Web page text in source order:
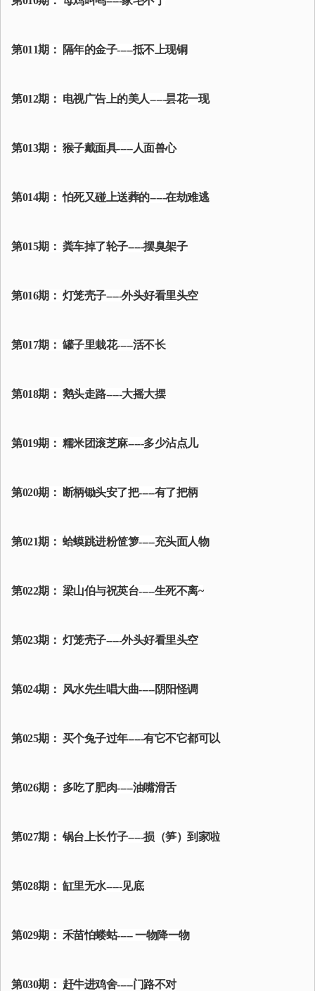
第011期： 隔年的金子-----抵不上现铜
第012期： 电视广告上的美人-----昙花一现
第013期： 猴子戴面具-----人面兽心
第014期： 怕死又碰上送葬的-----在劫难逃
第015期： 粪车掉了轮子-----摆臭架子
第016期： 灯笼壳子-----外头好看里头空
第017期： 罐子里栽花-----活不长
第018期： 鹅头走路-----大摇大摆
第019期： 糯米团滚芝麻-----多少沾点儿
第020期： 断柄锄头安了把-----有了把柄
第021期： 蛤蟆跳进粉笸箩-----充头面人物
第022期： 梁山伯与祝英台-----生死不离~
第023期： 灯笼壳子-----外头好看里头空
第024期： 风水先生唱大曲-----阴阳怪调
第025期： 买个兔子过年-----有它不它都可以
第026期： 多吃了肥肉-----油嘴滑舌
第027期： 锅台上长竹子-----损（笋）到家啦
第028期： 缸里无水-----见底
第029期： 禾苗怕蝼蛄----- 一物降一物
第030期： 赶牛进鸡舍-----门路不对